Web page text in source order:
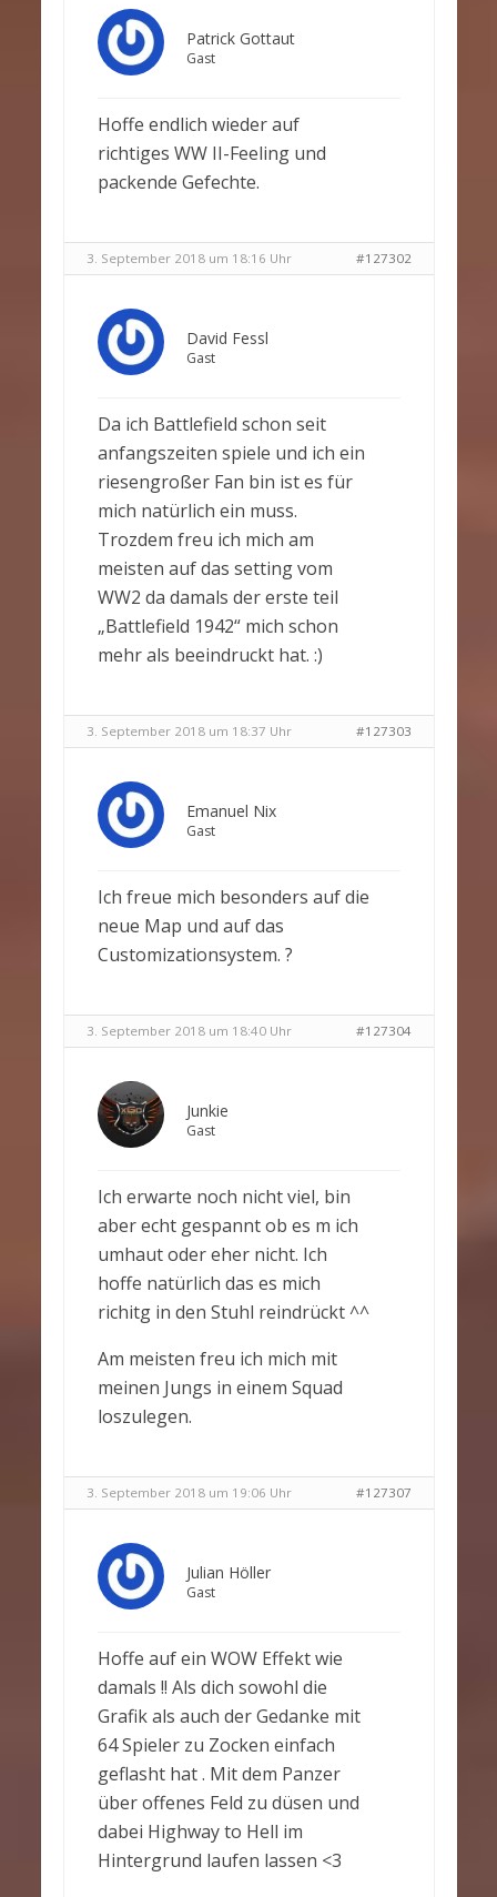
Patrick Gottaut
Gast
Hoffe endlich wieder auf
richtiges WW II-Feeling und
packende Gefechte.
3. September 2018 um 18:16 Uhr #127302
David Fessl
Gast
Da ich Battlefield schon seit
anfangszeiten spiele und ich ein
riesengroßer Fan bin ist es für
mich natürlich ein muss.
Trozdem freu ich mich am
meisten auf das setting vom
WW2 da damals der erste teil
„Battlefield 1942“ mich schon
mehr als beeindruckt hat. :)
3. September 2018 um 18:37 Uhr #127303
Emanuel Nix
Gast
Ich freue mich besonders auf die
neue Map und auf das
Customizationsystem. ?
3. September 2018 um 18:40 Uhr #127304
Junkie
Gast
Ich erwarte noch nicht viel, bin
aber echt gespannt ob es m ich
umhaut oder eher nicht. Ich
hoffe natürlich das es mich
richitg in den Stuhl reindrückt ^^
Am meisten freu ich mich mit
meinen Jungs in einem Squad
loszulegen.
3. September 2018 um 19:06 Uhr #127307
Julian Höller
Gast
Hoffe auf ein WOW Effekt wie
damals !! Als dich sowohl die
Grafik als auch der Gedanke mit
64 Spieler zu Zocken einfach
geflasht hat . Mit dem Panzer
über offenes Feld zu düsen und
dabei Highway to Hell im
Hintergrund laufen lassen <3